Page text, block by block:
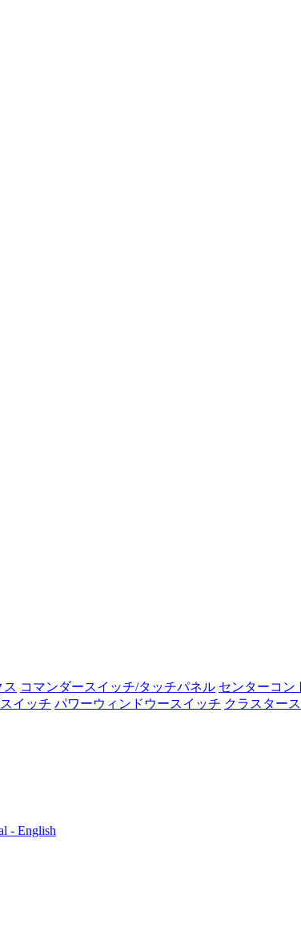
ス コマンダースイッチ/タッチパネル センターコン
イッチ パワーウィンドウースイッチ クラスター
- English